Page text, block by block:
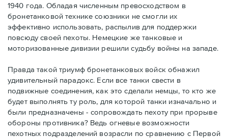
1940 года. Обладая численным превосходством в
бронетанковой технике союзники не смогли их
эффективно использовать, распылив для поддержки
повсюду своей пехоты. Немецкие же танковые и
моторизованные дивизии решили судьбу войны на западе.
Правда такой триумф бронетанковых войск обнажил
удивительный парадокс. Если все танки свести в
подвижные соединения, как это сделали немцы, то кто же
будет выполнять ту роль, для которой танки изначально и
были предназначены - сопровождать пехоту при прорыве
обороны противника? Ведь огневые возможности
пехотных подразделений возрасли по сравнению с Первой